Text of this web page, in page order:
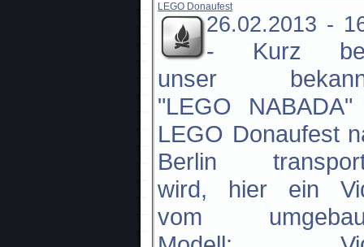
LEGO Donaufest
26.02.2013 -
- Kurz
unser
"LEGO
LEGO Donaufest
Berlin
wird, hier ein
vom